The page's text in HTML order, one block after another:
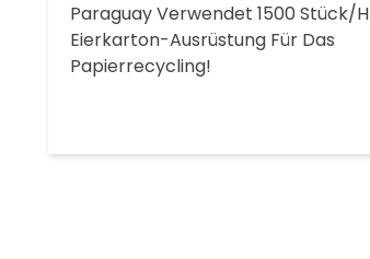
Paraguay Verwendet 1500 Stück/h
Eierkarton-Ausrüstung Für Das
Papierrecycling!